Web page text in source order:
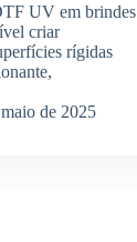
UV em brindes
criar
rígidas
de 2025